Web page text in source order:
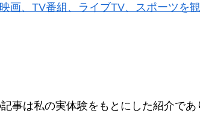
映画、TV番組、ライブTV、スポーツを
事は私の実体験をもとにした紹介であ